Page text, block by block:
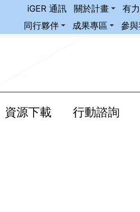
iGER 通訊 關於計畫 有
同行夥伴
成果專區 參
資源下載 行動諮詢